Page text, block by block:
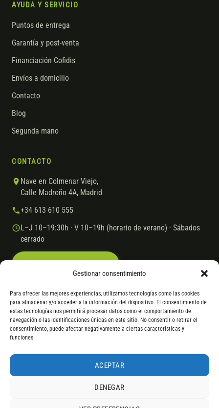
Gestionar consentimiento
Para ofrecer las mejores experiencias, utilizamos tecnologías como las cookies
para almacenar y/o acceder a la información del dispositivo. El consentimiento de
estas tecnologías nos permitirá procesar datos como el comportamiento de
navegación o las identificaciones únicas en este sitio. No consentir o retirar el
consentimiento, puede afectar negativamente a ciertas características y
funciones.
ACEPTAR
DENEGAR
AYUDA Y SERVICIO
Puntos de entrega
Garantía y post-venta
Financiación Cofidis
Envíos a domicilio
Contacto
Blog
Segunda mano
CONTACTO
Nave en Colmenar Viejo,
Calle Madroño 4A, Madrid
+34 613 610 555
L–J 10–19:30h · V 10–19h (horario de verano) · Sábados
cerrado
© 2026 Ebike.esAviso legal Política de cookies
VISA Mastercard Transferencia Cofidis
* Financiación instantánea con Cofidis hasta 6.000 € sin intereses.
Gasto de apertura: 4% hasta 18 meses y 7% a 24 meses. Consulta
* Los modelos con entrega inmediata se envían 24 h laborables tras el